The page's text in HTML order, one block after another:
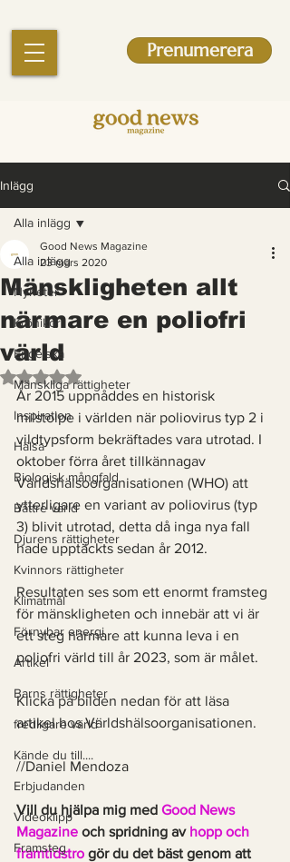
Prenumerera
Inlägg
Alla inlägg
Nyheter
Krönikor
Engelska
Mänskliga rättigheter
Inspiration
Hälsa
Biologisk mångfald
Bättre värld
Djurens rättigheter
Kvinnors rättigheter
Klimatmål
Förnybar energi
Artikel
Barns rättigheter
fredligare värld
Kände du till....
Erbjudanden
Videoklipp
Framsteg
Alla inlägg
Mänskligheten allt
närmare en poliofri
värld
Good News Magazine
23 mars 2020
Betygsatt till NaN av 5 stjärnor.
År 2015 uppnåddes en historisk
milstolpe i världen när poliovirus typ 2 i
vildtypsform bekräftades vara utrotad. I
oktober förra året tillkännagav
Världshälsoorganisationen (WHO) att
ytterligare en variant av poliovirus (typ
3) blivit utrotad, detta då inga nya fall
hade upptäckts sedan år 2012.
Resultaten ses som ett enormt framsteg
för mänskligheten och innebär att vi är
ett steg närmare att kunna leva i en
poliofri värld till år 2023, som är målet.
Klicka på bilden nedan för att läsa
artikel hos Världshälsoorganisationen.
//Daniel Mendoza
Vill du hjälpa mig med Good News
Magazine och spridning av hopp och
framtidstro gör du det bäst genom att